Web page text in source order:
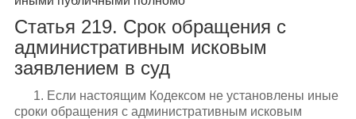
Статья 219. Срок обращения с
административным исковым
заявлением в суд
1. Если настоящим Кодексом не установлены иные
сроки обращения с административным исковым